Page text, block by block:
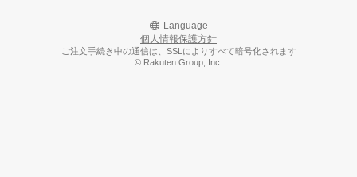
Language
個人情報保護方針
ご注文手続き中の通信は、SSLによりすべて暗号化されます
© Rakuten Group, Inc.